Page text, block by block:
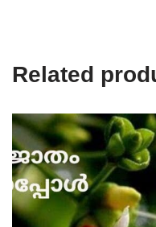
Related